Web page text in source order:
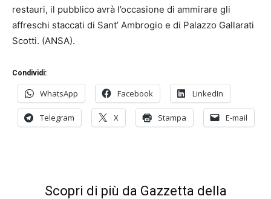
restauri, il pubblico avrà l’occasione di ammirare gli
affreschi staccati di Sant’ Ambrogio e di Palazzo Gallarati
Scotti. (ANSA).
Condividi:
WhatsApp Facebook LinkedIn
Telegram X Stampa E-mail
Scopri di più da Gazzetta della